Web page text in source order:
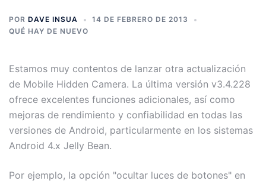
POR DAVE INSUA
14 DE FEBRERO DE 2013
QUÉ HAY DE NUEVO
Estamos muy contentos de lanzar otra actualización
de Mobile Hidden Camera. La última versión v3.4.228
ofrece excelentes funciones adicionales, así como
mejoras de rendimiento y confiabilidad en todas las
versiones de Android, particularmente en los sistemas
Android 4.x Jelly Bean.
Por ejemplo, la opción "ocultar luces de botones" en